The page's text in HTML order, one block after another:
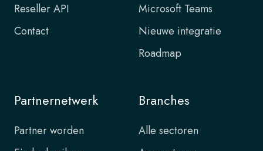
Reseller API
Contact
Microsoft Teams
Nieuwe integratie
Roadmap
Partnernetwerk
Partner worden
Branches
Alle sectoren